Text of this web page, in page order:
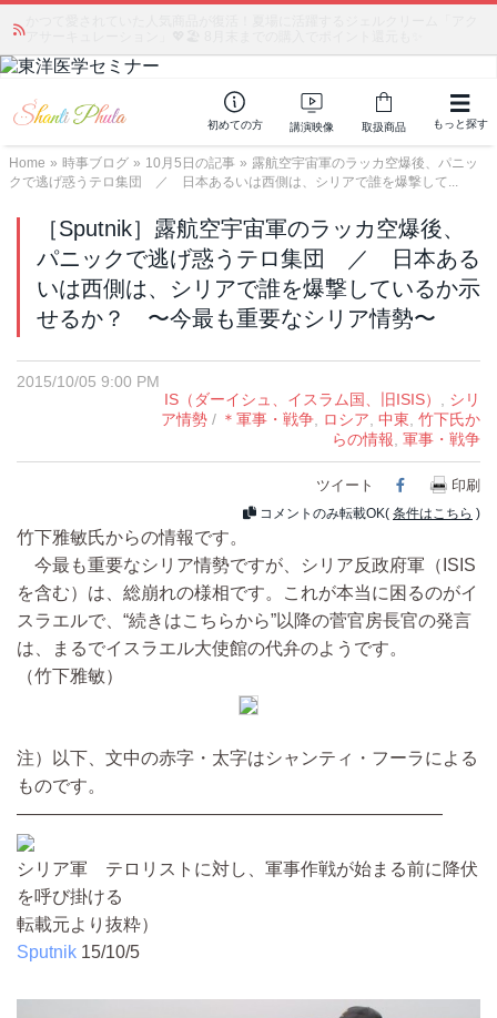
初めての方 講演映像 取扱商品 もっと探す
Home » 時事ブログ » 10月5日の記事 » 露航空宇宙軍のラッカ空爆後、パニッ
クで逃げ惑うテロ集団 ／ 日本あるいは西側は、シリアで誰を爆撃して...
［Sputnik］露航空宇宙軍のラッカ空爆後、
パニックで逃げ惑うテロ集団 ／ 日本ある
いは西側は、シリアで誰を爆撃しているか示
せるか？ 〜今最も重要なシリア情勢〜
2015/10/05 9:00 PM
IS（ダーイシュ、イスラム国、旧ISIS）
シリ
ア情勢 / ＊軍事・戦争 ロシア 中東 竹下氏か
らの情報 軍事・戦争
ツイート Facebook
印刷
コメントのみ転載OK( 条件はこちら )
竹下雅敏氏からの情報です。
今最も重要なシリア情勢ですが、シリア反政府軍（ISIS
を含む）は、総崩れの様相です。これが本当に困るのがイ
スラエルで、“続きはこちらから”以降の菅官房長官の発言
は、まるでイスラエル大使館の代弁のようです。
（竹下雅敏）
注）以下、文中の赤字・太字はシャンティ・フーラによる
ものです。
――――――――――――――――――――――――
シリア軍 テロリストに対し、軍事作戦が始まる前に降伏
を呼び掛ける
転載元より抜粋）
Sputnik 15/10/5